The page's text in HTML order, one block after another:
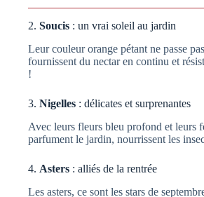
2. Soucis : un vrai soleil au jardin
Leur couleur orange pétant ne passe
fournissent du nectar en continu et
!
3. Nigelles : délicates et surprenantes
Avec leurs fleurs bleu profond et leurs
parfument le jardin, nourrissent les
4. Asters : alliés de la rentrée
Les asters, ce sont les stars de